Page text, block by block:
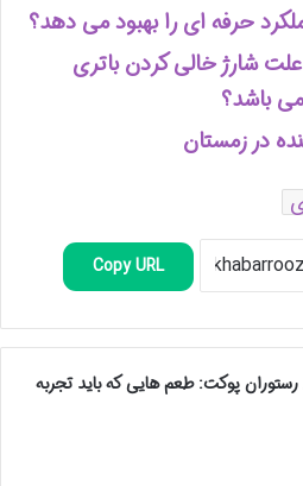
حرفه ای را بهبود می دهد؟
شارژ خالی کردن باتری
باشد؟
در زمستان
Copy URL
رستوران پوکت: طعم هایی که باید تجربه